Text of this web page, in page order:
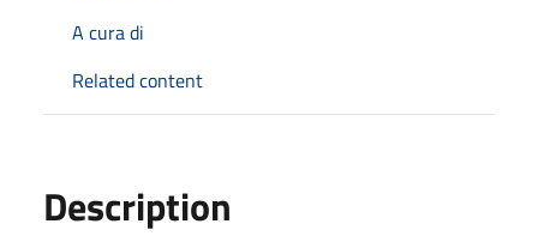
A cura di
Related content
Description